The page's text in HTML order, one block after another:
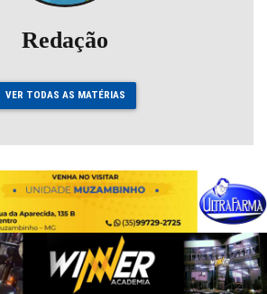
Redação
VER TODAS AS MATÉRIAS